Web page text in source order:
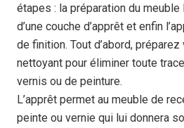
étapes : la préparation du meuble
d’une couche d’apprêt et enfin
de finition. Tout d’abord,
nettoyant pour éliminer toute
vernis ou de peinture.
L’apprêt permet au meuble de
peinte ou vernie qui lui donnera